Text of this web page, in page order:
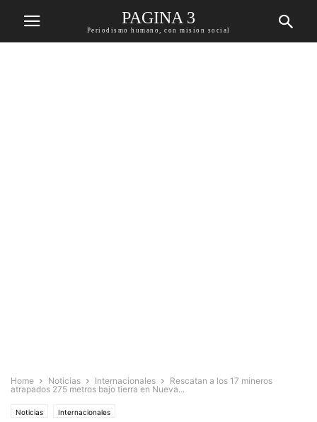
PAGINA 3
Periodismo humano, con mision social
Home Noticias Internacionales
Rescatan a los 17 mineros
atrapados 275 metros bajo tierra en Nueva...
Noticias Internacionales